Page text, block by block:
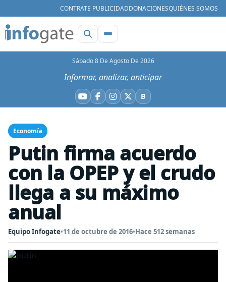
CONTRATE PUBLICIDADDONACIONESQUIÉNES SOMOS
Sábado 8 De Agosto De 2026
Informar, analizar, anticipar
YouTube
Facebook
Instagram
X BBluesky
Economía
Putin firma acuerdo
con la OPEP y el crudo
llega a su máximo
anual
Equipo Infogate•11 de octubre de 2016•Hace 512 semanas